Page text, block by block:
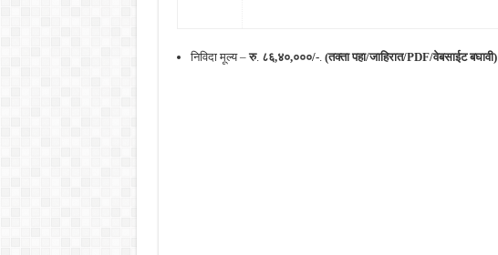
निविदा मूल्य –रु. ८६,४०,०००/-. (तक्ता पहा/जाहिरात/PDF/वेबसाईट बघावी)